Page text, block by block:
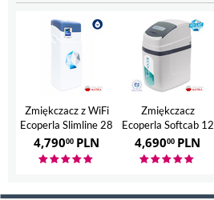
Zmiękczacz z WiFi
Ecoperla Slimline 28
4,79000 PLN
Zmiękczacz
Ecoperla Softcab 12
4,69000 PLN